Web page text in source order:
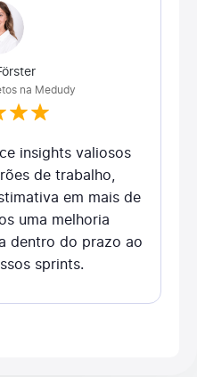
na Medudy
insights valiosos
de trabalho,
em mais de
uma melhoria
dentro do prazo ao
sprints.